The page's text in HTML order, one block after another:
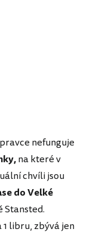
nefunguje
na které v
chvíli jsou
do Velké
Stansted.
libru, zbývá jen